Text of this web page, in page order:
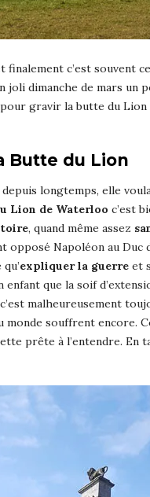
c’est souvent
joli dimanche de mars
pour gravir la butte du
Butte du Lion
longtemps, elle
Lion de Waterloo c’est
, quand même assez
opposé Napoléon au Duc
expliquer la guerre et
que la soif
malheureusement
souffrent encore.
prête à l’entendre.